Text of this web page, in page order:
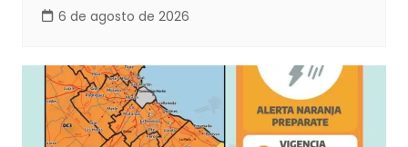
6 de agosto de 2026